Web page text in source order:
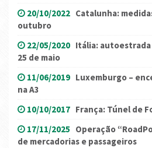
20/10/2022 Catalunha:
outubro
22/05/2020 Itália:
25 de maio
11/06/2019 Luxemburgo –
na A3
10/10/2017 França: Túnel de
17/11/2025 Operação
de mercadorias e passageiros